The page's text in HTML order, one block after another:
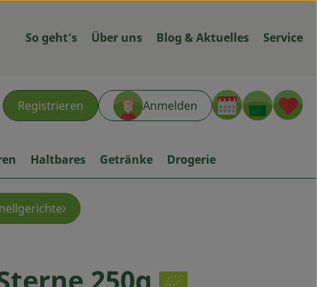
So geht's Über uns Blog & Aktuelles Service
Registrieren Anmelden
Haltbares Getränke Drogerie